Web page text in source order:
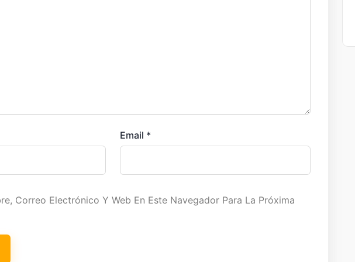
Email *
Correo Electrónico Y Web En Este Navegador Para La Próxima